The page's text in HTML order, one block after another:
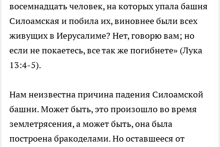
восемнадцать человек, на которых упала башня
Силоамская и побила их, виновнее были всех
живущих в Иерусалиме? Нет, говорю вам; но
если не покаетесь, все так же погибнете» (Лука
13:4-5).
Нам неизвестна причина падения Силоамской
башни. Может быть, это произошло во время
землетрясения, а может быть, она была
построена бракоделами. Но оставшееся от